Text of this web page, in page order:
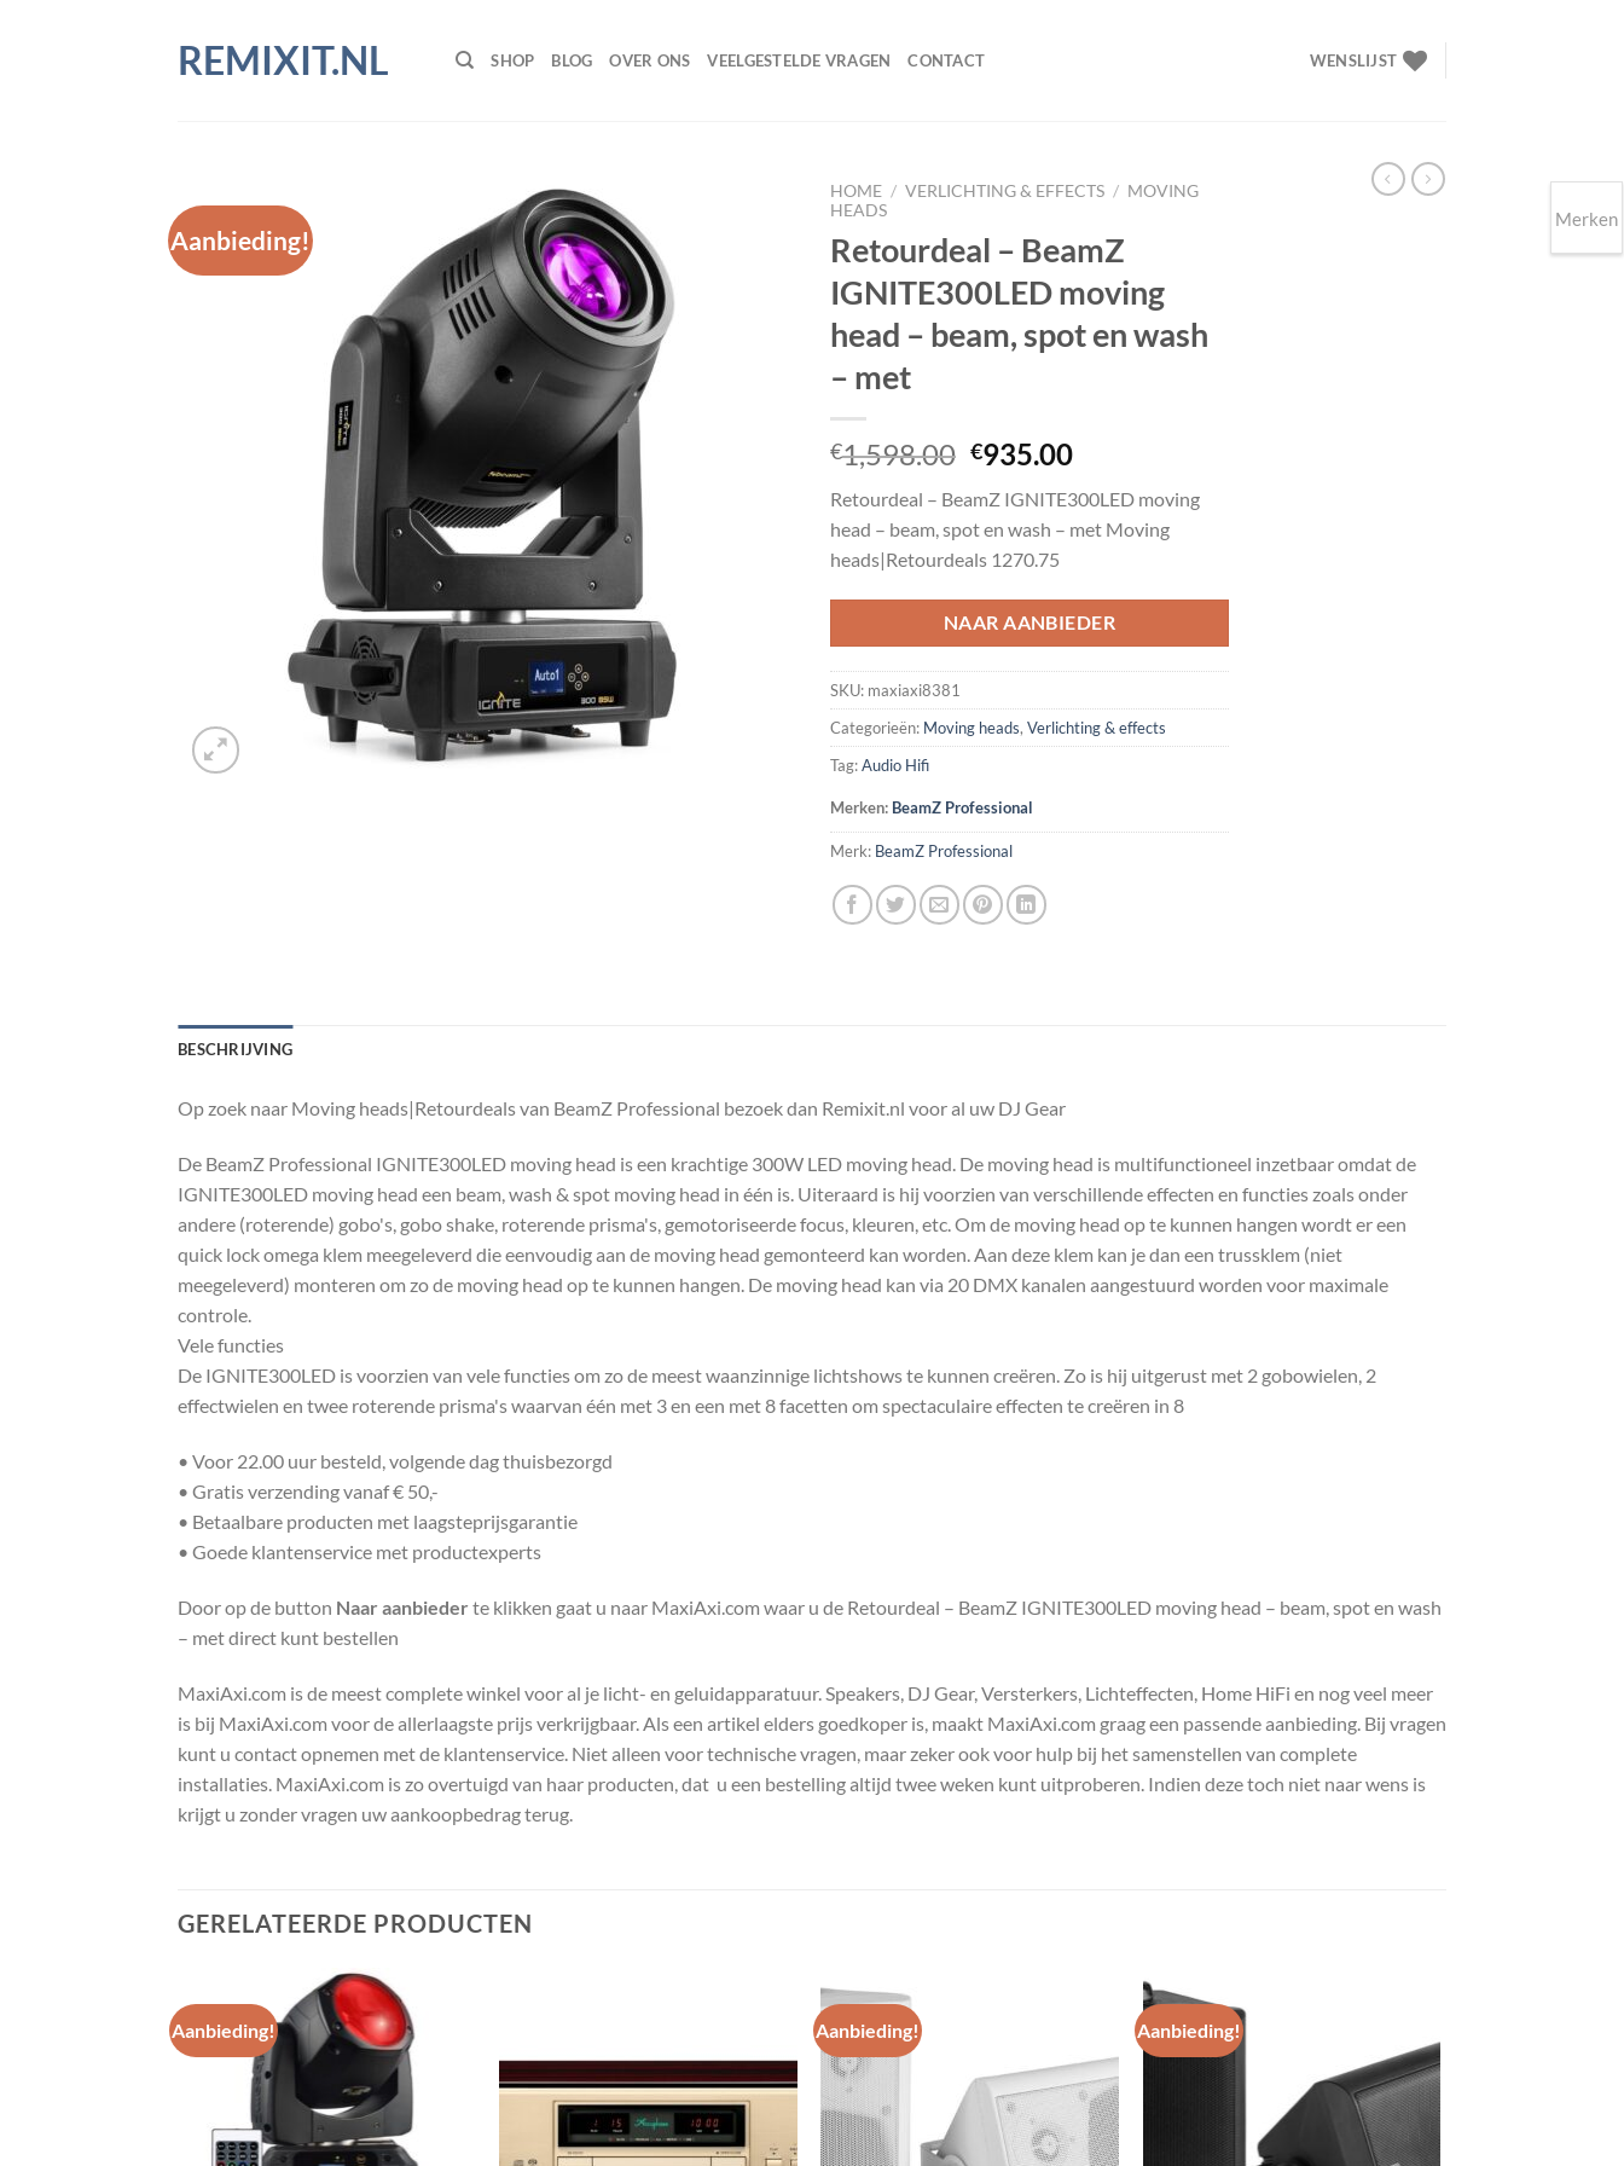
REMIXIT.NL SHOP BLOG OVER ONS VEELGESTELDE VRAGEN CONTACT WENSLIJST
Aanbieding!
HOME / VERLICHTING & EFFECTS / MOVING
HEADS
Retourdeal – BeamZ
IGNITE300LED moving
head – beam, spot en wash
– met
€1,598.00 Oorspronkelijke
was:
€1,598.00.
€935.00Huidige
is:
€935.00.
Retourdeal – BeamZ IGNITE300LED moving
head – beam, spot en wash – met Moving
heads|Retourdeals 1270.75
NAAR AANBIEDER
SKU: maxiaxi8381
Categorieën: Moving heads, Verlichting & effects
Tag:Audio Hifi
Merken: BeamZ Professional
Merk: BeamZ Professional
BESCHRIJVING
Op zoek naar Moving heads|Retourdeals van BeamZ Professional bezoek dan Remixit.nl voor al uw DJ Gear
De BeamZ Professional IGNITE300LED moving head is een krachtige 300W LED moving head. De moving head is multifunctioneel inzetbaar omdat de
IGNITE300LED moving head een beam, wash & spot moving head in één is. Uiteraard is hij voorzien van verschillende effecten en functies zoals onder
andere (roterende) gobo's, gobo shake, roterende prisma's, gemotoriseerde focus, kleuren, etc. Om de moving head op te kunnen hangen wordt er een
quick lock omega klem meegeleverd die eenvoudig aan de moving head gemonteerd kan worden. Aan deze klem kan je dan een trussklem (niet
meegeleverd) monteren om zo de moving head op te kunnen hangen. De moving head kan via 20 DMX kanalen aangestuurd worden voor maximale
controle.
Vele functies
De IGNITE300LED is voorzien van vele functies om zo de meest waanzinnige lichtshows te kunnen creëren. Zo is hij uitgerust met 2 gobowielen, 2
effectwielen en twee roterende prisma's waarvan één met 3 en een met 8 facetten om spectaculaire effecten te creëren in 8
• Voor 22.00 uur besteld, volgende dag thuisbezorgd
• Gratis verzending vanaf € 50,-
• Betaalbare producten met laagsteprijsgarantie
• Goede klantenservice met productexperts
Door op de button Naar aanbieder te klikken gaat u naar MaxiAxi.com waar u de Retourdeal – BeamZ IGNITE300LED moving head – beam, spot en wash
– met direct kunt bestellen
MaxiAxi.com is de meest complete winkel voor al je licht- en geluidapparatuur. Speakers, DJ Gear, Versterkers, Lichteffecten, Home HiFi en nog veel meer
is bij MaxiAxi.com voor de allerlaagste prijs verkrijgbaar. Als een artikel elders goedkoper is, maakt MaxiAxi.com graag een passende aanbieding. Bij vragen
kunt u contact opnemen met de klantenservice. Niet alleen voor technische vragen, maar zeker ook voor hulp bij het samenstellen van complete
installaties. MaxiAxi.com is zo overtuigd van haar producten, dat u een bestelling altijd twee weken kunt uitproberen. Indien deze toch niet naar wens is
krijgt u zonder vragen uw aankoopbedrag terug.
GERELATEERDE PRODUCTEN
Aanbieding!
Toevoegen
aan
Toevoegen
aan
wenslijst
Aanbieding!
Toevoegen
aan
wenslijst
Aanbieding!
Toevoegen
aan
wenslijst
Merken